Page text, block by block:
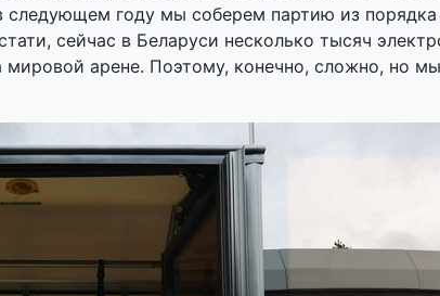
следующем году мы соберем партию из
сейчас в Беларуси несколько тысяч
мировой арене. Поэтому, конечно, сложно, но